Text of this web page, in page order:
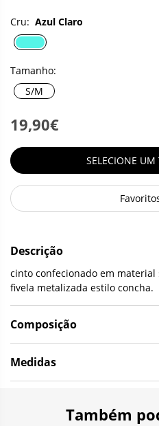
Cru: Azul Claro
Tamanho:
S/M
19,90€
SELECIONE
Descrição
cinto confecionado em
fivela metalizada estilo concha.
Composição
Medidas
Também